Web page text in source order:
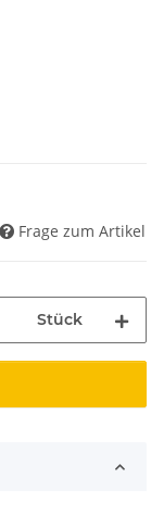
Frage zum Artikel
Stück